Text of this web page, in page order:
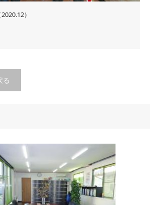
）
る